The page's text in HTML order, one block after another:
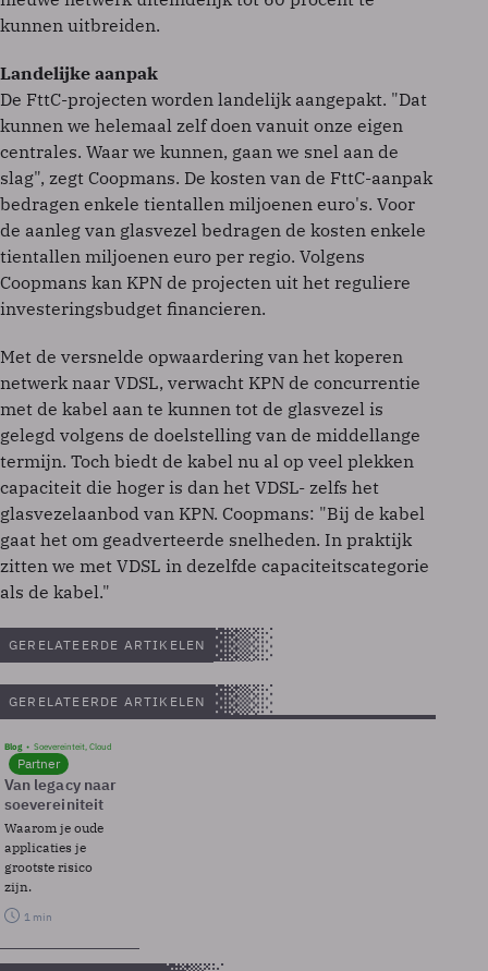
kunnen uitbreiden.
Landelijke aanpak
De FttC-projecten worden landelijk aangepakt. "Dat
kunnen we helemaal zelf doen vanuit onze eigen
centrales. Waar we kunnen, gaan we snel aan de
slag", zegt Coopmans. De kosten van de FttC-aanpak
bedragen enkele tientallen miljoenen euro's. Voor
de aanleg van glasvezel bedragen de kosten enkele
tientallen miljoenen euro per regio. Volgens
Coopmans kan KPN de projecten uit het reguliere
investeringsbudget financieren.
Met de versnelde opwaardering van het koperen
netwerk naar VDSL, verwacht KPN de concurrentie
met de kabel aan te kunnen tot de glasvezel is
gelegd volgens de doelstelling van de middellange
termijn. Toch biedt de kabel nu al op veel plekken
capaciteit die hoger is dan het VDSL- zelfs het
glasvezelaanbod van KPN. Coopmans: "Bij de kabel
gaat het om geadverteerde snelheden. In praktijk
zitten we met VDSL in dezelfde capaciteitscategorie
als de kabel."
GERELATEERDE ARTIKELEN
GERELATEERDE ARTIKELEN
Blog Soevereinteit, Cloud
Partner
Van legacy naar
soevereiniteit
Waarom je oude
applicaties je
grootste risico
zijn.
1 min